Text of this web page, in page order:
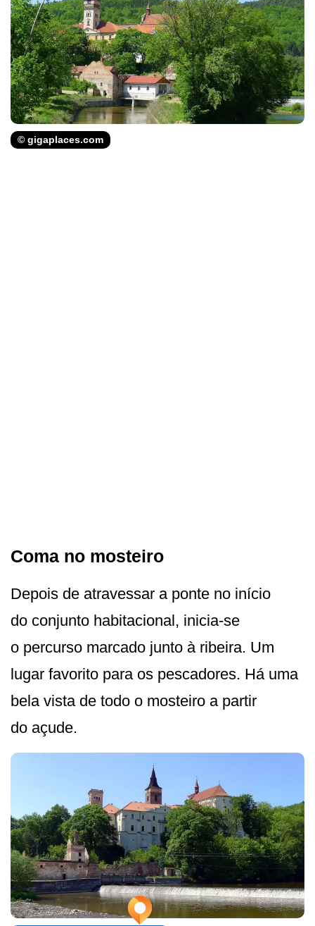
© gigaplaces.com
Coma no mosteiro
Depois de atravessar a ponte no início
do conjunto habitacional, inicia-se
o percurso marcado junto à ribeira. Um
lugar favorito para os pescadores. Há uma
bela vista de todo o mosteiro a partir
do açude.